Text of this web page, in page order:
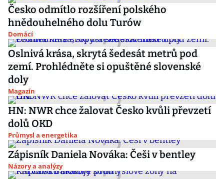
Česko odmítlo rozšíření polského
hnědouhelného dolu Turów
Domácí
Oslnivá krása, skrytá šedesát metrů pod
zemí. Prohlédněte si opuštěné slovenské
doly
Magazín
HN: NWR chce žalovat Česko kvůli převzetí
dolů OKD
Průmysl a energetika
Zápisník Daniela Nováka: Češi v bentley
Názory a analýzy